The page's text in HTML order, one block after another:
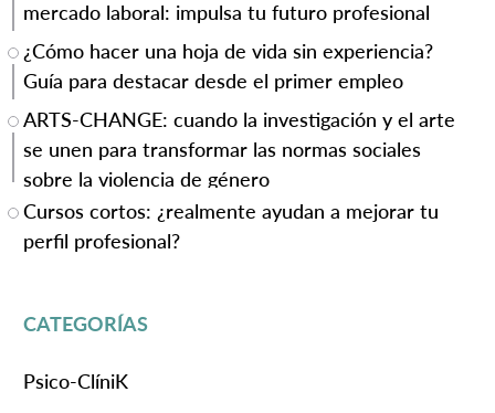
mercado laboral: impulsa tu futuro profesional
¿Cómo hacer una hoja de vida sin experiencia?
Guía para destacar desde el primer empleo
ARTS-CHANGE: cuando la investigación y el arte
se unen para transformar las normas sociales
sobre la violencia de género
Cursos cortos: ¿realmente ayudan a mejorar tu
perfil profesional?
CATEGORÍAS
Psico-ClíniK